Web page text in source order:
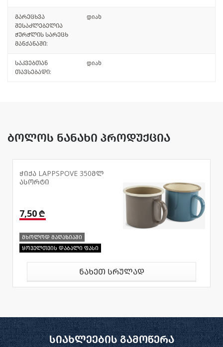
გარეცხვა
შესაძლებელია
ჭურჭლის სარეცხ
მანქანაში:
დიახ
საკვებთან
თავსებადი:
დიახ
ბოლოს ნანახი პროდუქცია
ჭიქა LAPPSPOVE 350მლ
ასორტი
7,50 ₾
მხოლოდ მაღაზიაში
ყოველთვის დაბალი ფასი
ნახეთ სრულად
სიახლეების გამოწერა